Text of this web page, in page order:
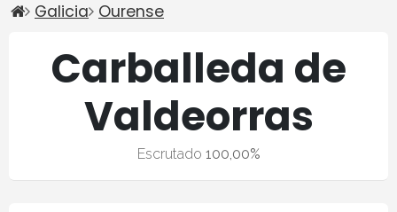
Galicia Ourense
Carballeda de
Valdeorras
Escrutado 100,00%